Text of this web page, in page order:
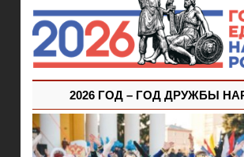
2026 ГОД – ГОД ДРУЖБЫ